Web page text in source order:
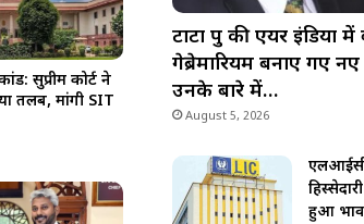
सुप्रीम कोर्ट ने
तलब, मांगी SIT
टाटा ग्रुप की एयर इंडिया
गेब्रेमारियम बनाए गए
उनके बारे में…
August 5, 2026
हुआ